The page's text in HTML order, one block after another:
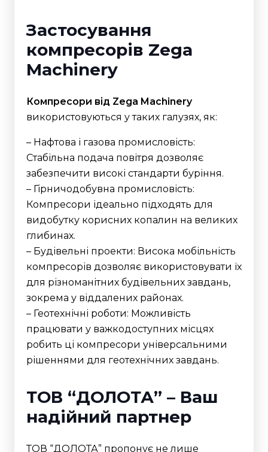
Застосування
компресорів Zega
Machinery
Компресори від Zega Machinery
використовуються у таких галузях, як:
– Нафтова і газова промисловість:
Стабільна подача повітря дозволяє
забезпечити високі стандарти буріння.
– Гірничодобувна промисловість:
Компресори ідеально підходять для
видобутку корисних копалин на великих
глибинах.
– Будівельні проекти: Висока мобільність
компресорів дозволяє використовувати їх
для різноманітних будівельних завдань,
зокрема у віддалених районах.
– Геотехнічні роботи: Можливість
працювати у важкодоступних місцях
робить ці компресори універсальними
рішеннями для геотехнічних завдань.
ТОВ “ДОЛОТА” – Ваш
надійний партнер
ТОВ “ДОЛОТА” пропонує не лише